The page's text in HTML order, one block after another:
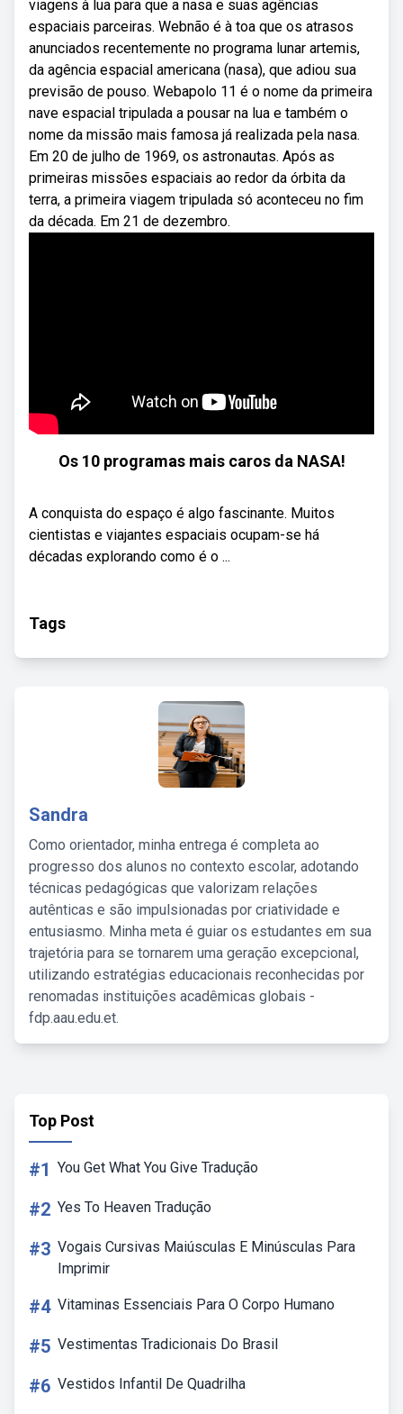
viagens à lua para que a nasa e suas agências
espaciais parceiras. Webnão é à toa que os atrasos
anunciados recentemente no programa lunar artemis,
da agência espacial americana (nasa), que adiou sua
previsão de pouso. Webapolo 11 é o nome da primeira
nave espacial tripulada a pousar na lua e também o
nome da missão mais famosa já realizada pela nasa.
Em 20 de julho de 1969, os astronautas. Após as
primeiras missões espaciais ao redor da órbita da
terra, a primeira viagem tripulada só aconteceu no fim
da década. Em 21 de dezembro.
Os 10 programas mais caros da NASA!
A conquista do espaço é algo fascinante. Muitos
cientistas e viajantes espaciais ocupam-se há
décadas explorando como é o ...
Tags
Sandra
Como orientador, minha entrega é completa ao
progresso dos alunos no contexto escolar, adotando
técnicas pedagógicas que valorizam relações
autênticas e são impulsionadas por criatividade e
entusiasmo. Minha meta é guiar os estudantes em sua
trajetória para se tornarem uma geração excepcional,
utilizando estratégias educacionais reconhecidas por
renomadas instituições acadêmicas globais -
fdp.aau.edu.et.
Top Post
#1 You Get What You Give Tradução
#2 Yes To Heaven Tradução
#3 Vogais Cursivas Maiúsculas E Minúsculas Para
Imprimir
#4 Vitaminas Essenciais Para O Corpo Humano
#5 Vestimentas Tradicionais Do Brasil
#6 Vestidos Infantil De Quadrilha